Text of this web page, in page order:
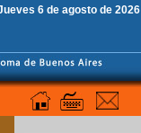
6 de agosto de 2026